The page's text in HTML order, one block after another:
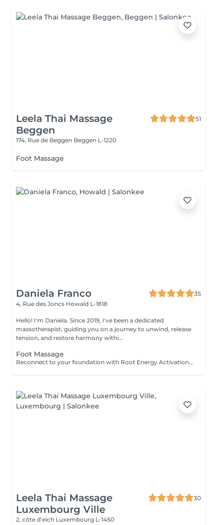
Leela Thai Massage
Beggen
51
174, Rue de Beggen Beggen L-1220
Foot Massage
Daniela Franco
35
4, Rue des Joncs Howald L-1818
Hello! I'm Daniela. Since 2019, I've been a dedicated
massotherapist, guiding you on a journey to unwind, release
tension, and restore harmony withi...
Foot Massage
Reconnect to your foundation with Root Energy Activation, a revitalizing foot massage designed to awaken your body's energy from the ground up. This treatment focuses on releasing tension stored in the feet and lower legs, using purposeful touch and grounding techniques to restore balance, circulation, and flow. As your feet carry the weight of your entire being, this ritual honors them as vital energy centershelping you feel more rooted, stable, and recharged. Ideal for those seeking physical relief, energetic grounding, or a calming reset at the end of a busy day. For further questions please contact us.
Leela Thai Massage
Luxembourg Ville
30
2, côte d'eich Luxembourg L-1450